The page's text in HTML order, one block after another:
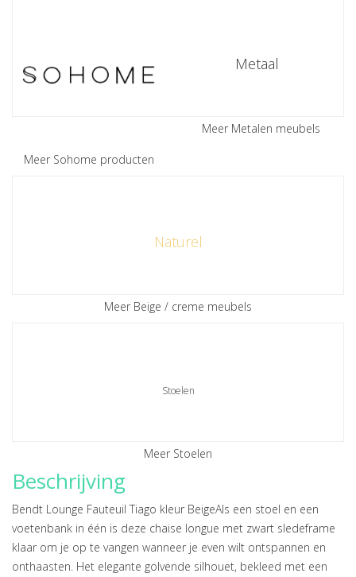
Meer Sohome producten
Metaal
Meer Metalen meubels
Naturel
Meer Beige / creme meubels
Stoelen
Meer Stoelen
Beschrijving
Bendt Lounge Fauteuil Tiago kleur BeigeAls een stoel en een
voetenbank in één is deze chaise longue met zwart sledeframe
klaar om je op te vangen wanneer je even wilt ontspannen en
onthaasten. Het elegante golvende silhouet, bekleed met een